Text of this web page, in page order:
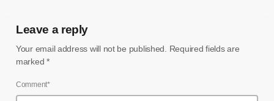
Leave a reply
Your email address will not be published. Required fields are
marked *
Comment*